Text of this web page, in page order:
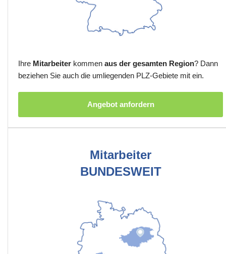
Ihre Mitarbeiter kommen aus der gesamten Region? Dann
beziehen Sie auch die umliegenden PLZ-Gebiete mit ein.
Angebot anfordern
Mitarbeiter
BUNDESWEIT